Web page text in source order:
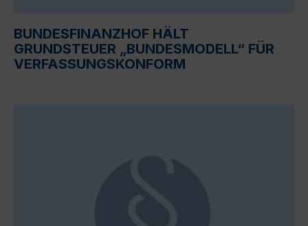
BUNDESFINANZHOF HÄLT
GRUNDSTEUER „BUNDESMODELL“ FÜR
VERFASSUNGSKONFORM